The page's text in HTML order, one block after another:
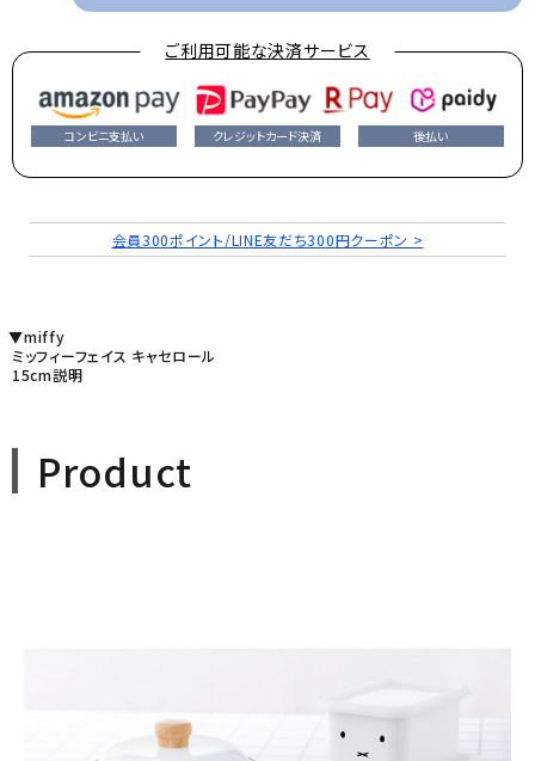
ご利用可能な決済サービス
コンビニ支払い クレジットカード決済 後払い
会員300ポイント/LINE友だち300円クーポン >
▼miffy
ミッフィーフェイス キャセロール
15cm説明
Product